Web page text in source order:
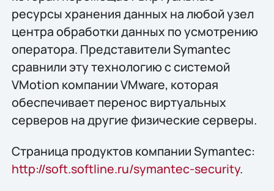
ресурсы хранения данных на любой узел
центра обработки данных по усмотрению
оператора. Представители Symantec
сравнили эту технологию с системой
VMotion компании VMware, которая
обеспечивает перенос виртуальных
серверов на другие физические серверы.
Страница продуктов компании Symantec:
http://soft.softline.ru/symantec-security.